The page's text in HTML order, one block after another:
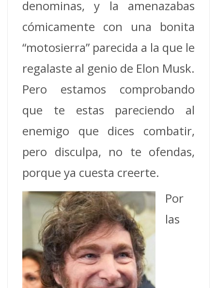
denominas, y la amenazabas
cómicamente con una bonita
“motosierra” parecida a la que le
regalaste al genio de Elon Musk.
Pero estamos comprobando
que te estas pareciendo al
enemigo que dices combatir,
pero disculpa, no te ofendas,
porque ya cuesta creerte.
Por
las